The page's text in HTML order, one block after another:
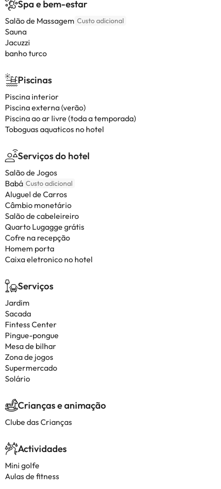
Spa e bem-estar
Salão de Massagem Custo adicional
Sauna
Jacuzzi
banho turco
Piscinas
Piscina interior
Piscina externa (verão)
Piscina ao ar livre (toda a temporada)
Toboguas aquaticos no hotel
Serviços do hotel
Salão de Jogos
Babá Custo adicional
Aluguel de Carros
Câmbio monetário
Salão de cabeleireiro
Quarto Lugagge grátis
Cofre na recepção
Homem porta
Caixa eletronico no hotel
Serviços
Jardim
Sacada
Fintess Center
Pingue-pongue
Mesa de bilhar
Zona de jogos
Supermercado
Solário
Crianças e animação
Clube das Crianças
Actividades
Mini golfe
Aulas de fitness